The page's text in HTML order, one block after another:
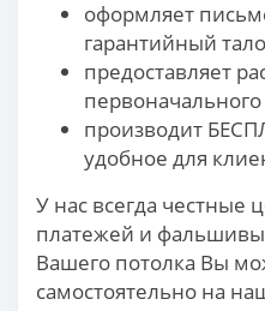
оформляет
гарантийный
предоставляет
первоначального
производит
удобное для
У нас всегда честные
платежей и
Вашего потолка Вы
самостоятельно на